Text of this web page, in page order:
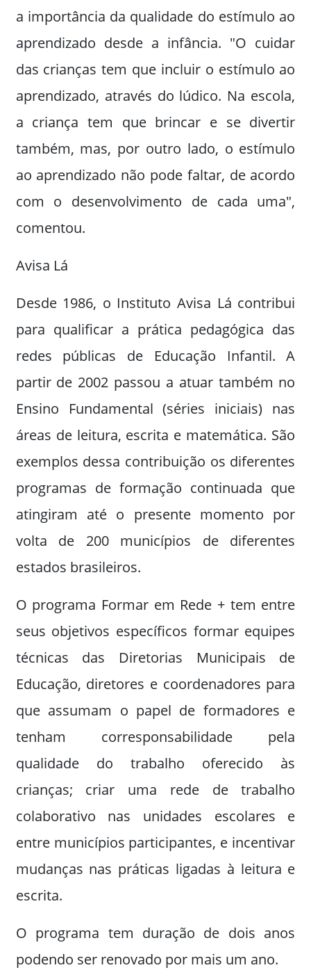
a importância da qualidade do estímulo ao
aprendizado desde a infância. "O cuidar
das crianças tem que incluir o estímulo ao
aprendizado, através do lúdico. Na escola,
a criança tem que brincar e se divertir
também, mas, por outro lado, o estímulo
ao aprendizado não pode faltar, de acordo
com o desenvolvimento de cada uma",
comentou.
Avisa Lá
Desde 1986, o Instituto Avisa Lá contribui
para qualificar a prática pedagógica das
redes públicas de Educação Infantil. A
partir de 2002 passou a atuar também no
Ensino Fundamental (séries iniciais) nas
áreas de leitura, escrita e matemática. São
exemplos dessa contribuição os diferentes
programas de formação continuada que
atingiram até o presente momento por
volta de 200 municípios de diferentes
estados brasileiros.
O programa Formar em Rede + tem entre
seus objetivos específicos formar equipes
técnicas das Diretorias Municipais de
Educação, diretores e coordenadores para
que assumam o papel de formadores e
tenham corresponsabilidade pela
qualidade do trabalho oferecido às
crianças; criar uma rede de trabalho
colaborativo nas unidades escolares e
entre municípios participantes, e incentivar
mudanças nas práticas ligadas à leitura e
escrita.
O programa tem duração de dois anos
podendo ser renovado por mais um ano.